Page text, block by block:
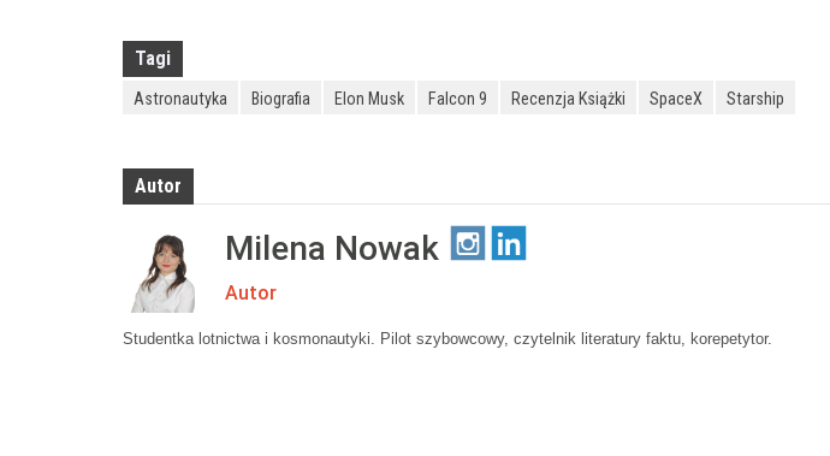
Tagi
Astronautyka Biografia Elon Musk Falcon 9 Recenzja Książki SpaceX Starship
Autor
Milena Nowak
Autor
Studentka lotnictwa i kosmonautyki. Pilot szybowcowy, czytelnik literatury faktu, korepetytor.